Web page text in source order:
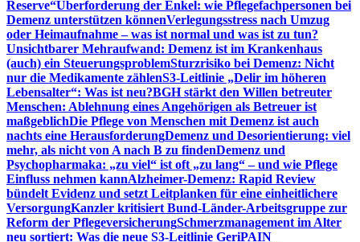
Reserve“Überforderung der Enkel: wie Pflegefachpersonen bei
Demenz unterstützen könnenVerlegungsstress nach Umzug
oder Heimaufnahme – was ist normal und was ist zu tun?
Unsichtbarer Mehraufwand: Demenz ist im Krankenhaus
(auch) ein SteuerungsproblemSturzrisiko bei Demenz: Nicht
nur die Medikamente zählenS3-Leitlinie „Delir im höheren
Lebensalter“: Was ist neu?BGH stärkt den Willen betreuter
Menschen: Ablehnung eines Angehörigen als Betreuer ist
maßgeblichDie Pflege von Menschen mit Demenz ist auch
nachts eine HerausforderungDemenz und Desorientierung: viel
mehr, als nicht von A nach B zu findenDemenz und
Psychopharmaka: „zu viel“ ist oft „zu lang“ – und wie Pflege
Einfluss nehmen kannAlzheimer-Demenz: Rapid Review
bündelt Evidenz und setzt Leitplanken für eine einheitlichere
VersorgungKanzler kritisiert Bund-Länder-Arbeitsgruppe zur
Reform der PflegeversicherungSchmerzmanagement im Alter
neu sortiert: Was die neue S3-Leitlinie GeriPAIN